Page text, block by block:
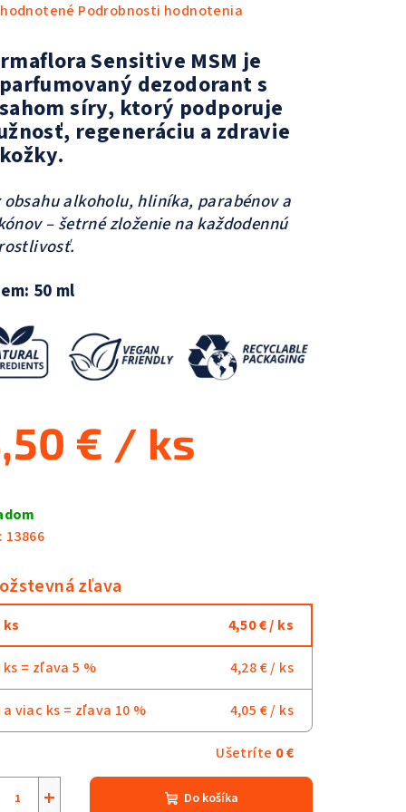
Podrobnosti hodnotenia
Sensitive MSM je
dezodorant s
síry, ktorý podporuje
regeneráciu a zdravie
obsahu alkoholu, hliníka, parabénov a
– šetrné zloženie na každodennú
50 ml
€ / ks
13866
zľava
ks 4,50 €/ ks
ks = zľava 5 % 4,28 €/ ks
a viac ks = zľava 10 % 4,05 €/ ks
Ušetríte 0 €
+ Do košíka